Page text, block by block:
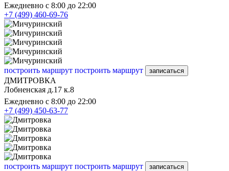
Ежедневно с 8:00 до 22:00
+7 (499) 460-69-76
построить маршрут построить маршрут записаться
ДМИТРОВКА
Лобненская д.17 к.8
Ежедневно с 8:00 до 22:00
+7 (499) 450-63-77
построить маршрут построить маршрут записаться